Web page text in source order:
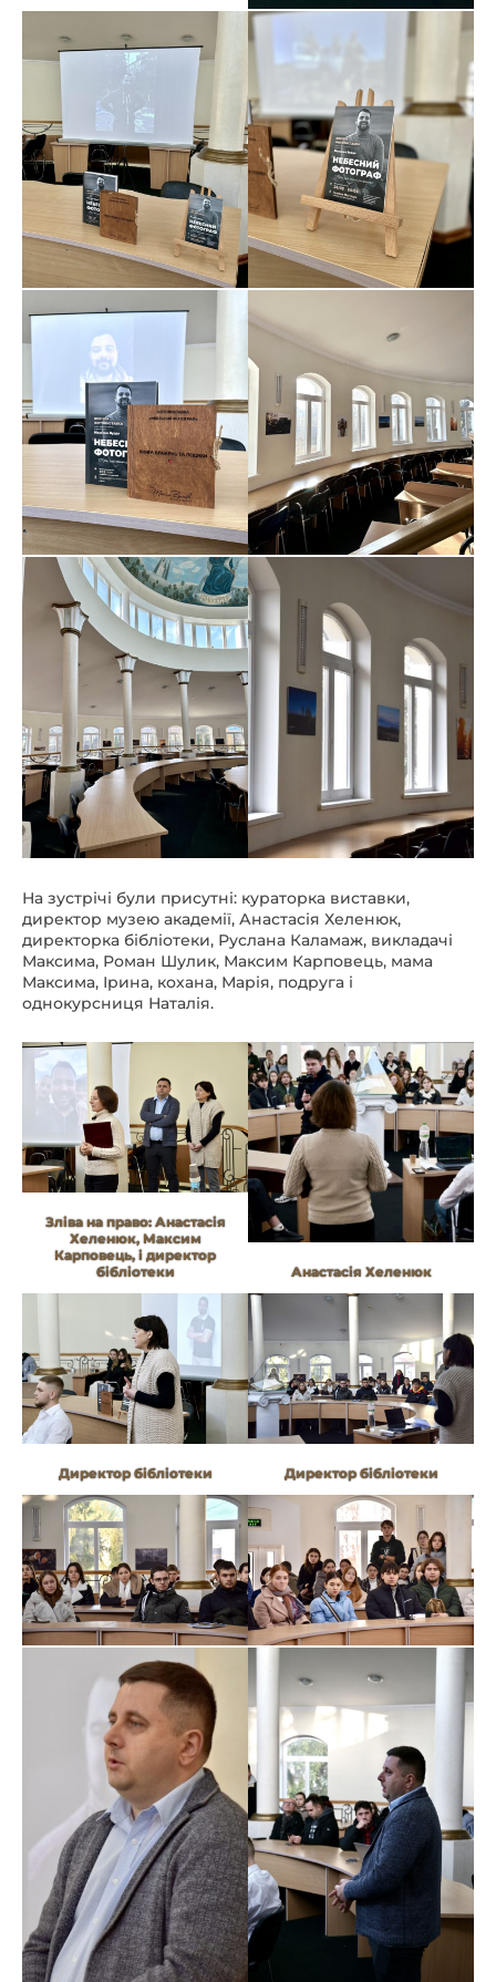
На зустрічі були присутні: кураторка виставки,
директор музею академії, Анастасія Хеленюк,
директорка бібліотеки, Руслана Каламаж, викладачі
Максима, Роман Шулик, Максим Карповець, мама
Максима, Ірина, кохана, Марія, подруга і
однокурсниця Наталія.
Зліва на право: Анастасія
Хеленюк, Максим
Карповець, і директор
бібліотеки
Анастасія Хеленюк
Директор бібліотеки Директор бібліотеки